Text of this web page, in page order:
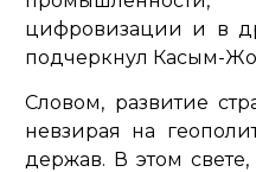
цифровизации и в
подчеркнул Касым-
Словом, развитие
невзирая на
держав. В этом